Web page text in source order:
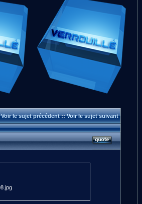
Voir le sujet précédent::Voir le sujet suivant